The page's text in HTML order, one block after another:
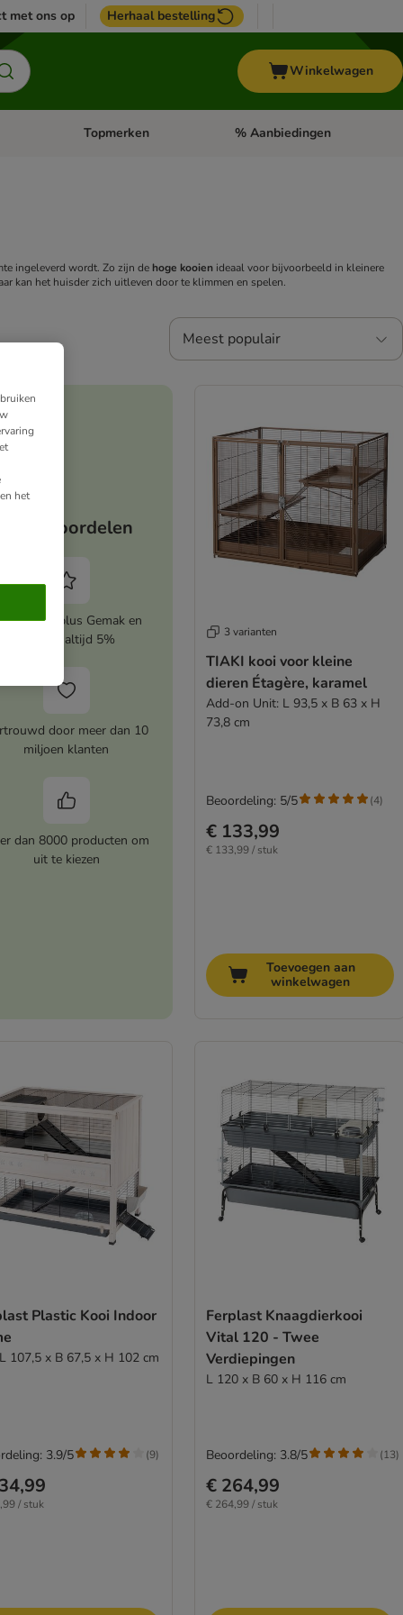
met ons op Herhaal bestelling
Winkelwagen
menu: VogelOpen categorie menu: Paard
Topmerken Open categorie menu:
% Aanbiedingen
ingeleverd wordt. Zo zijn de hoge kooien ideaal voor bijvoorbeeld in kleinere
kan het huisder zich uitleven door te klimmen en spelen.
Meest populair
Jouw voordelen
zooplus Gemak en
bespaar altijd 5%
door meer dan 10
miljoen klanten
dan 8000 producten om
uit te kiezen
3 varianten
TIAKI kooi voor kleine
dieren Étagère, karamel
Add-on Unit: L 93,5 x B 63 x H
73,8 cm
€ 133,99
€ 133,99 / stuk
Beoordeling: 5/5 (4)
Toevoegen aan
winkelwagen
Plastic Kooi Indoor
107,5 x B 67,5 x H 102 cm
/ stuk
3.9/5 (9)
Ferplast Knaagdierkooi
Vital 120 - Twee
Verdiepingen
L 120 x B 60 x H 116 cm
€ 264,99
€ 264,99 / stuk
Beoordeling: 3.8/5 (13)
het